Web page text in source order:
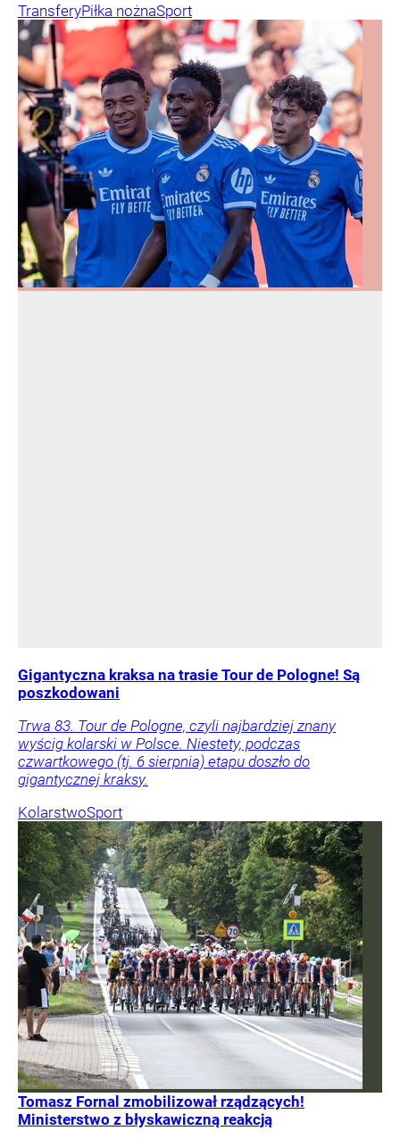
TransferyPiłka nożnaSport
Gigantyczna kraksa na trasie Tour de Pologne! Są
poszkodowani
Trwa 83. Tour de Pologne, czyli najbardziej znany
wyścig kolarski w Polsce. Niestety, podczas
czwartkowego (tj. 6 sierpnia) etapu doszło do
gigantycznej kraksy.
KolarstwoSport
Tomasz Fornal zmobilizował rządzących!
Ministerstwo z błyskawiczną reakcją